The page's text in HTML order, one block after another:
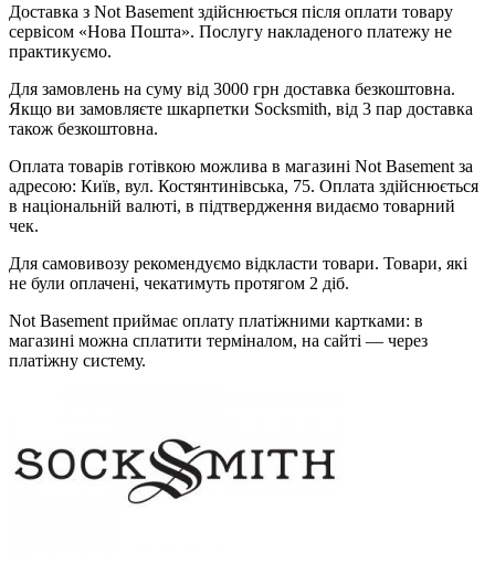
Доставка з Not Basement здійснюється після оплати товару
сервісом «Нова Пошта». Послугу накладеного платежу не
практикуємо.
Для замовлень на суму від 3000 грн доставка безкоштовна.
Якщо ви замовляєте шкарпетки Socksmith, від 3 пар доставка
також безкоштовна.
Оплата товарів готівкою можлива в магазині Not Basement за
адресою: Київ, вул. Костянтинівська, 75. Оплата здійснюється
в національній валюті, в підтвердження видаємо товарний
чек.
Для самовивозу рекомендуємо відкласти товари. Товари, які
не були оплачені, чекатимуть протягом 2 діб.
Not Basement приймає оплату платіжними картками: в
магазині можна сплатити терміналом, на сайті — через
платіжну систему.